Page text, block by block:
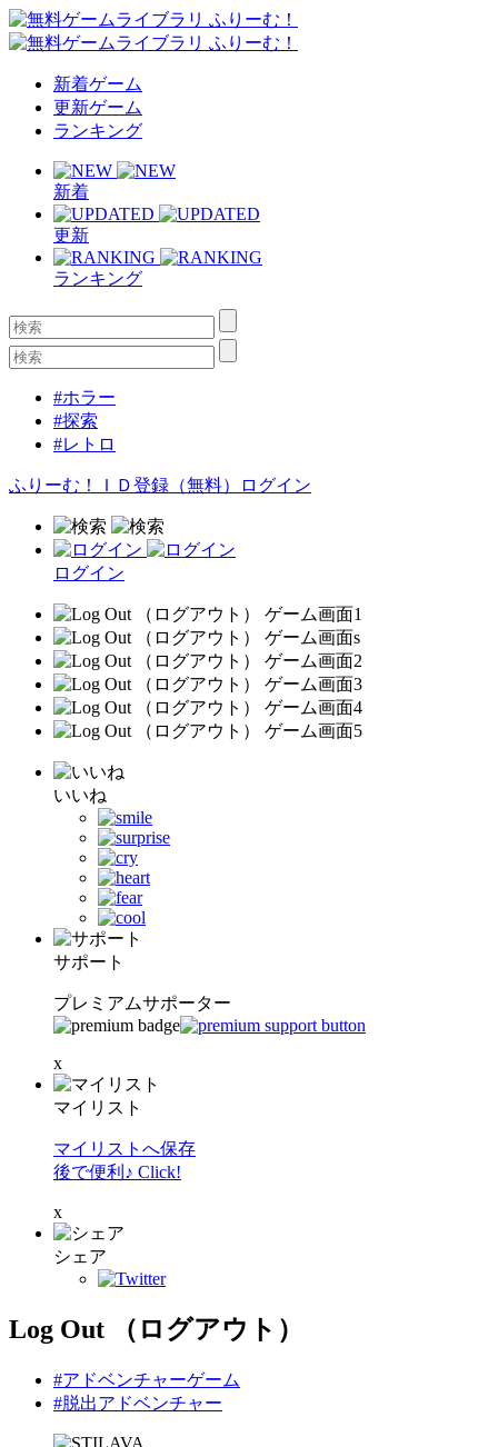
新着ゲーム
更新ゲーム
ランキング
新着
更新
ランキング
#ホラー
#探索
#レトロ
ふりーむ！ＩＤ登録（無料） ログイン
ログイン
いいね
サポート
プレミアムサポーター
x
マイリスト
マイリストへ保存
後で便利♪ Click!
x
シェア
Log Out （ログアウト）
#アドベンチャーゲーム
#脱出アドベンチャー